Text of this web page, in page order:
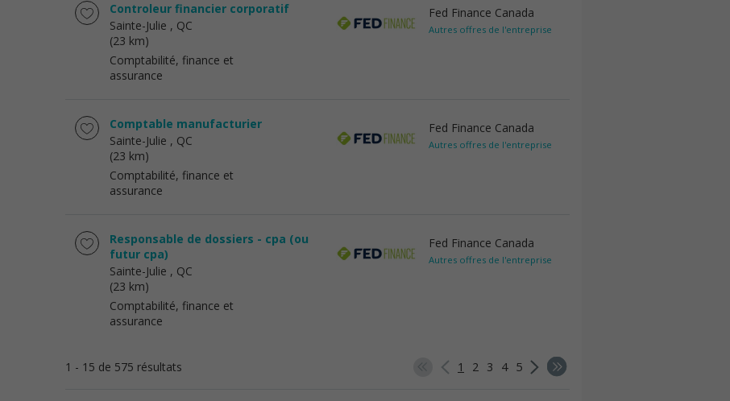
Controleur financier corporatif
Sainte-Julie , QC
(23 km)
Comptabilité, finance et
assurance
Fed Finance Canada
Autres offres de l'entreprise
Comptable manufacturier
Sainte-Julie , QC
(23 km)
Comptabilité, finance et
assurance
Fed Finance Canada
Autres offres de l'entreprise
Responsable de dossiers - cpa (ou
futur cpa)
Sainte-Julie , QC
(23 km)
Comptabilité, finance et
assurance
Fed Finance Canada
Autres offres de l'entreprise
1 - 15 de 575 résultats 1 2 3 4 5